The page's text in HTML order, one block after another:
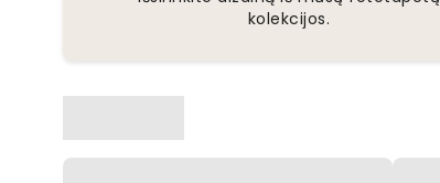
kolekcijos.